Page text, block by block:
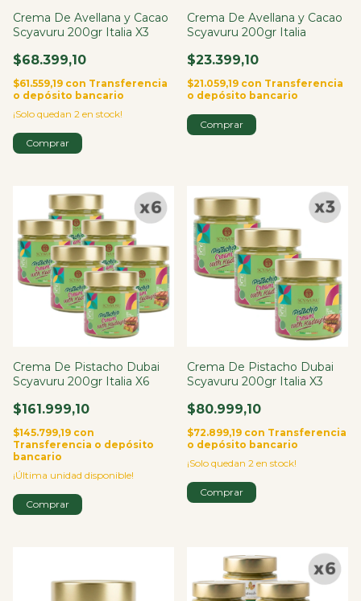
Crema De Avellana y Cacao
Scyavuru 200gr Italia X3
$68.399,10
$61.559,19 con Transferencia
o depósito bancario
¡Solo quedan 2 en stock!
Crema De Avellana y Cacao
Scyavuru 200gr Italia
$23.399,10
$21.059,19 con Transferencia
o depósito bancario
Crema De Pistacho Dubai
Scyavuru 200gr Italia X6
$161.999,10
$145.799,19 con
Transferencia o depósito
bancario
¡Última unidad disponible!
Crema De Pistacho Dubai
Scyavuru 200gr Italia X3
$80.999,10
$72.899,19 con Transferencia
o depósito bancario
¡Solo quedan 2 en stock!